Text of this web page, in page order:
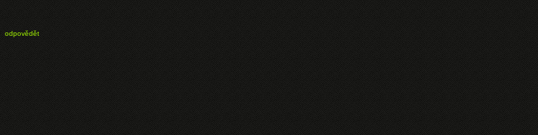
odpovědět